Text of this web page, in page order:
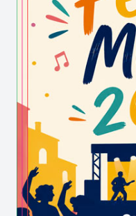
El 1732, rep una
formar-se a París
Cat. De tornada a
casa amb Joana
cirurgians d’origen
filla, Francesca
només disset anys,
ajudant de cirurgia
El matrimoni té un
(1760 –1791). La la
cirurgià Andreu